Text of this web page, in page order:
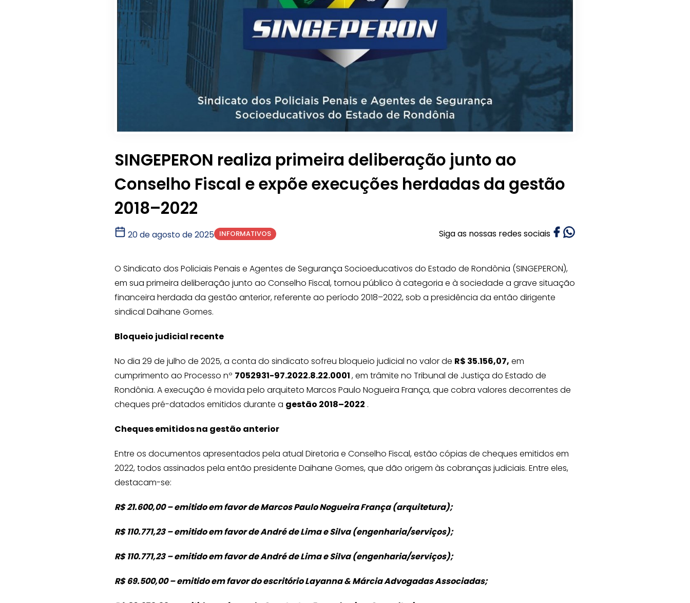
SINGEPERON realiza primeira deliberação junto ao
Conselho Fiscal e expõe execuções herdadas da gestão
2018–2022
20 de agosto de 2025 INFORMATIVOS Siga as nossas redes sociais
O Sindicato dos Policiais Penais e Agentes de Segurança Socioeducativos do Estado de Rondônia (SINGEPERON),
em sua primeira deliberação junto ao Conselho Fiscal, tornou público à categoria e à sociedade a grave situação
financeira herdada da gestão anterior, referente ao período 2018–2022, sob a presidência da então dirigente
sindical Daihane Gomes.
Bloqueio judicial recente
No dia 29 de julho de 2025, a conta do sindicato sofreu bloqueio judicial no valor de R$ 35.156,07, em
cumprimento ao Processo nº 7052931-97.2022.8.22.0001, em trâmite no Tribunal de Justiça do Estado de
Rondônia. A execução é movida pelo arquiteto Marcos Paulo Nogueira França, que cobra valores decorrentes de
cheques pré-datados emitidos durante a gestão 2018–2022 .
Cheques emitidos na gestão anterior
Entre os documentos apresentados pela atual Diretoria e Conselho Fiscal, estão cópias de cheques emitidos em
2022, todos assinados pela então presidente Daihane Gomes, que dão origem às cobranças judiciais. Entre eles,
destacam-se:
R$ 21.600,00 – emitido em favor de Marcos Paulo Nogueira França (arquitetura);
R$ 110.771,23 – emitido em favor de André de Lima e Silva (engenharia/serviços);
R$ 110.771,23 – emitido em favor de André de Lima e Silva (engenharia/serviços);
R$ 69.500,00 – emitido em favor do escritório Layanna & Márcia Advogadas Associadas;